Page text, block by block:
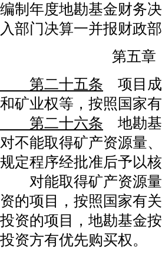
编制年度地勘基金财务
入部门决算一并报财政部
第五
第二十五条 项目成
和矿业权等，按照国家
第二十六条 地勘基
对不能取得矿产资源量
规定程序经批准后予以核
对能取得矿产资源量
资的项目，按照国家有
投资的项目，地勘基金
投资方有优先购买权。